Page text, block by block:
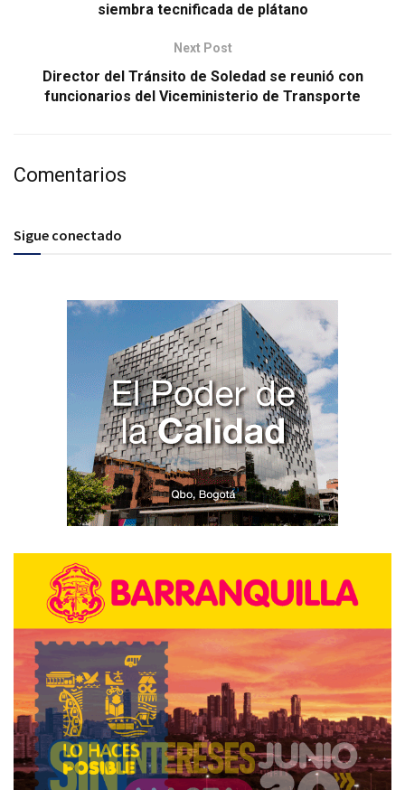
siembra tecnificada de plátano
Next Post
Director del Tránsito de Soledad se reunió con
funcionarios del Viceministerio de Transporte
Comentarios
Sigue conectado